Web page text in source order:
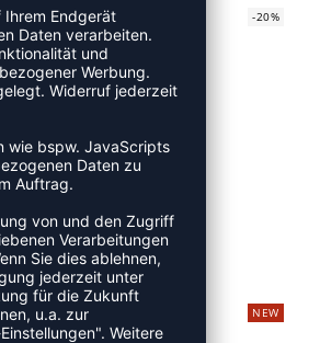
ZOOM HYPERACE 3
€ |106,25 €
-20%
NEW